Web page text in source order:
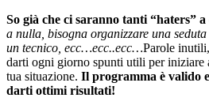
So già che ci saranno tanti “haters”
a nulla, bisogna organizzare una
un tecnico, ecc…ecc..ecc…Parole
darti ogni giorno spunti utili per iniziare
tua situazione. Il programma è valido
darti ottimi risultati!